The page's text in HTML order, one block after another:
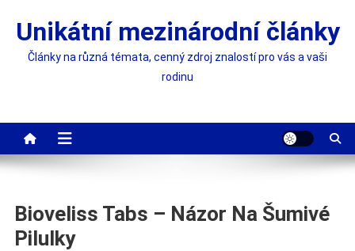
content
Unikátní mezinárodní články
Články na různá témata, cenný zdroj znalostí pro vás a vaši
rodinu
Bioveliss Tabs – Názor Na Šumivé
Pilulky